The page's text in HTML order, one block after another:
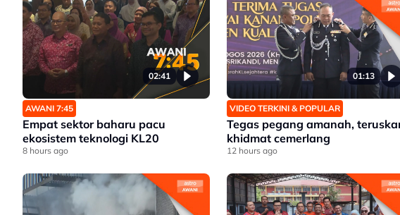
02:41
AWANI 7:45
Empat sektor baharu pacu
ekosistem teknologi KL20
8 hours ago
01:13
VIDEO TERKINI & POPULAR
Tegas pegang amanah,
khidmat cemerlang
12 hours ago